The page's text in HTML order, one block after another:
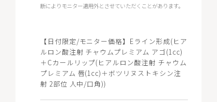
断によりモニター適用外とさせていただくことがあります。
【日付限定/モニター価格】Eライン形成(ヒア
ルロン酸注射 チャウムプレミアム アゴ(1cc)
＋Cカールリップ(ヒアルロン酸注射 チャウム
プレミアム 唇(1cc)＋ボツリヌストキシン注
射 2部位 人中/口角))